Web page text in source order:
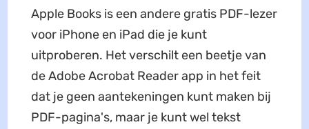
Apple Books is een andere gratis PDF-lezer
voor iPhone en iPad die je kunt
uitproberen. Het verschilt een beetje van
de Adobe Acrobat Reader app in het feit
dat je geen aantekeningen kunt maken bij
PDF-pagina's, maar je kunt wel tekst